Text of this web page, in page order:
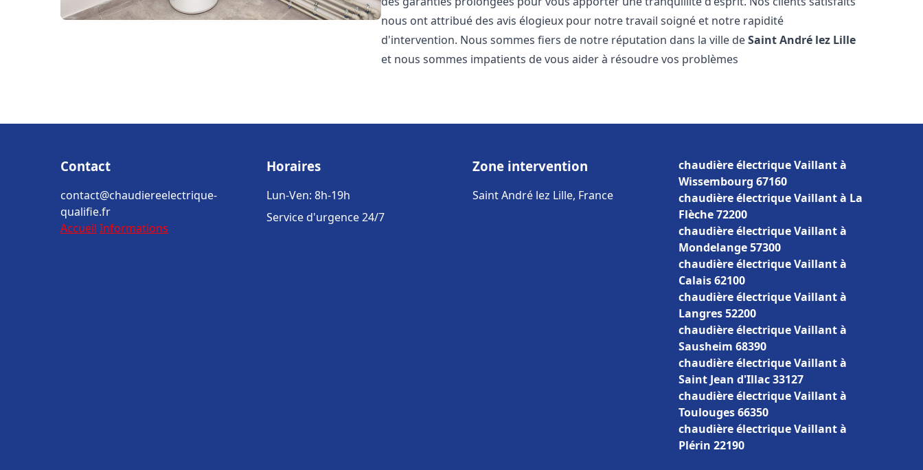
nous ont attribué des avis élogieux pour notre travail soigné et notre rapidité
d'intervention. Nous sommes fiers de notre réputation dans la ville deSaint André lez Lille
et nous sommes impatients de vous aider à résoudre vos problèmes
Contact
contact@chaudiereelectrique-
qualifie.fr
Accueil Informations
Horaires
Lun-Ven: 8h-19h
Service d'urgence 24/7
Zone intervention
Saint André lez Lille, France
chaudière électrique Vaillant à
Wissembourg 67160
chaudière électrique Vaillant à La
Flèche 72200
chaudière électrique Vaillant à
Mondelange 57300
chaudière électrique Vaillant à
Calais 62100
chaudière électrique Vaillant à
Langres 52200
chaudière électrique Vaillant à
Sausheim 68390
chaudière électrique Vaillant à
Saint Jean d'Illac 33127
chaudière électrique Vaillant à
Toulouges 66350
chaudière électrique Vaillant à
Plérin 22190